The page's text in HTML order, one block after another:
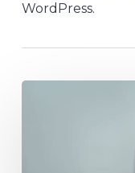
WordPress.